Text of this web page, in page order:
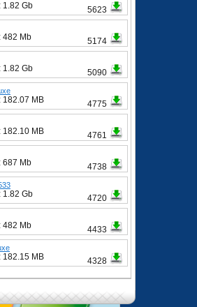
Gb 5623
482 Mb 5174
Gb 5090
MB 4775
MB 4761
687 Mb 4738
Gb 4720
482 Mb 4433
MB 4328